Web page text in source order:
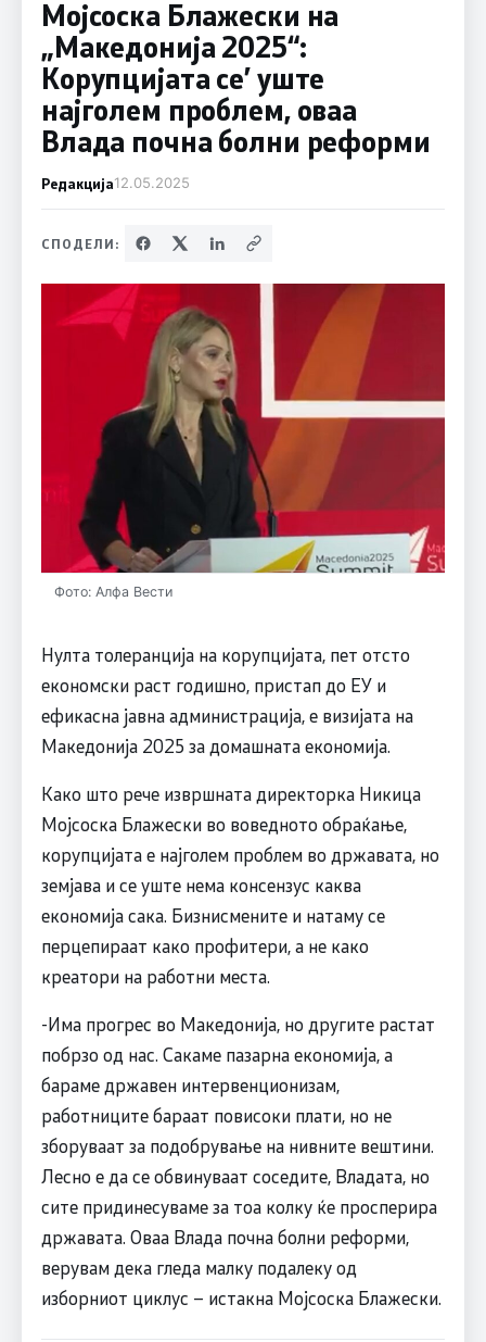
Мојсоска Блажески на
„Македонија 2025“:
Корупцијата се’ уште
најголем проблем, оваа
Влада почна болни реформи
Редакција12.05.2025
СПОДЕЛИ:
Фото: Алфа Вести
Нулта толеранција на корупцијата, пет отсто
економски раст годишно, пристап до ЕУ и
ефикасна јавна администрација, е визијата на
Македонија 2025 за домашната економија.
Како што рече извршната директорка Никица
Мојсоска Блажески во воведното обраќање,
корупцијата е најголем проблем во државата, но
земјава и се уште нема консензус каква
економија сака. Бизнисмените и натаму се
перцепираат како профитери, а не како
креатори на работни места.
-Има прогрес во Македонија, но другите растат
побрзо од нас. Сакаме пазарна економија, а
бараме државен интервенционизам,
работниците бараат повисоки плати, но не
зборуваат за подобрување на нивните вештини.
Лесно е да се обвинуваат соседите, Владата, но
сите придинесуваме за тоа колку ќе просперира
државата. Оваа Влада почна болни реформи,
верувам дека гледа малку подалеку од
изборниот циклус – истакна Мојсоска Блажески.